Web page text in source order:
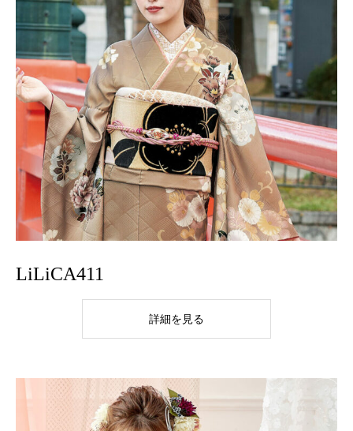
LiLiCA411
詳細を見る